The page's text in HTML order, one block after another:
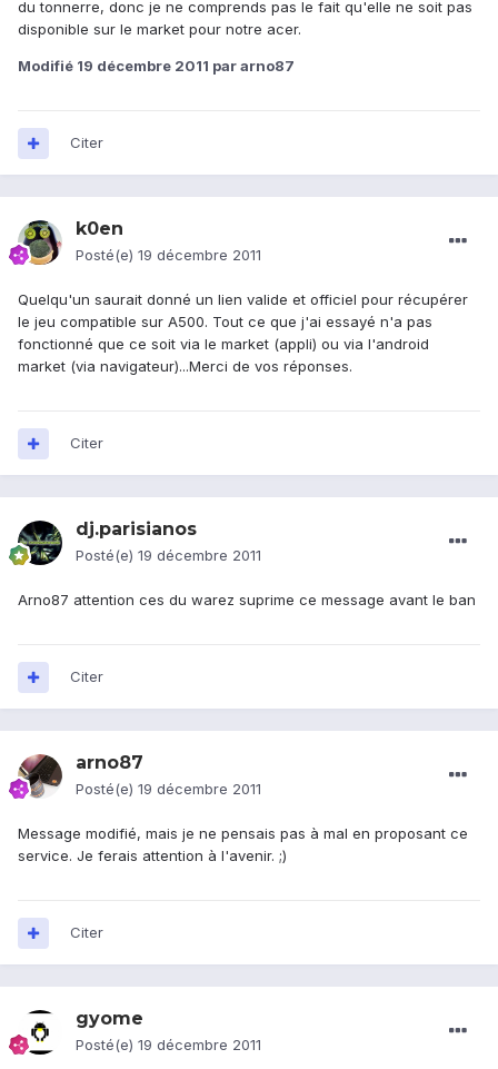
du tonnerre, donc je ne comprends pas le fait qu'elle ne soit pas
disponible sur le market pour notre acer.
Modifié 19 décembre 2011 par arno87
Citer
k0en
Posté(e) 19 décembre 2011
Quelqu'un saurait donné un lien valide et officiel pour récupérer
le jeu compatible sur A500. Tout ce que j'ai essayé n'a pas
fonctionné que ce soit via le market (appli) ou via l'android
market (via navigateur)...Merci de vos réponses.
Citer
dj.parisianos
Posté(e) 19 décembre 2011
Arno87 attention ces du warez suprime ce message avant le ban
Citer
arno87
Posté(e) 19 décembre 2011
Message modifié, mais je ne pensais pas à mal en proposant ce
service. Je ferais attention à l'avenir. ;)
Citer
gyome
Posté(e) 19 décembre 2011